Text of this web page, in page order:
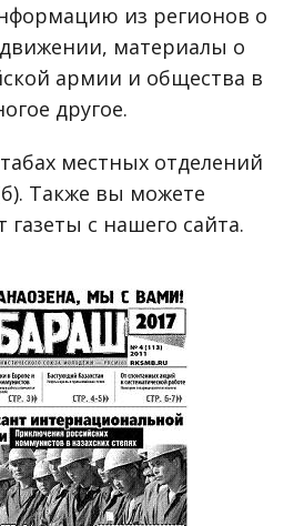
из регионов о
материалы о
армии и общества в
другое.
местных отделений
Также вы можете
газеты с нашего сайта.